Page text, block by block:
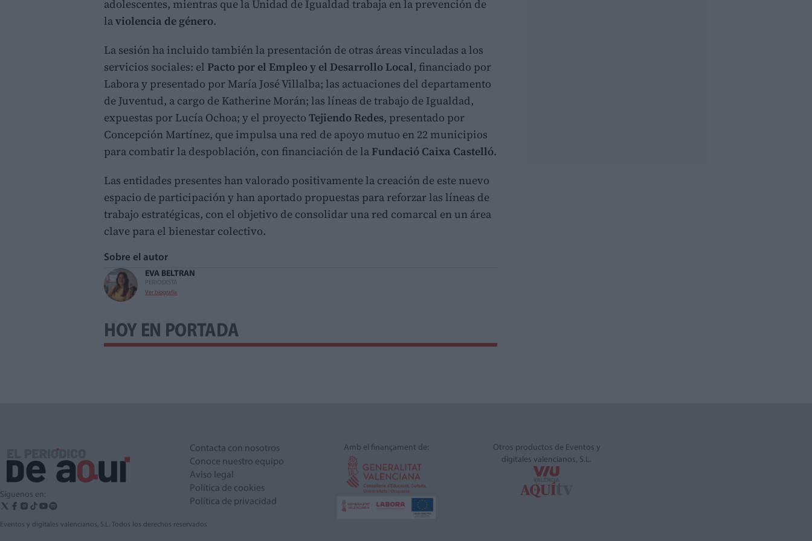
adolescentes, mientras que la Unidad de Igualdad trabaja en la prevención de
laviolencia de género.
La sesión ha incluido también la presentación de otras áreas vinculadas a los
servicios sociales: el Pacto por el Empleo y el Desarrollo Local, financiado por
Labora y presentado por María José Villalba; las actuaciones del departamento
de Juventud, a cargo de Katherine Morán; las líneas de trabajo de Igualdad,
expuestas por Lucía Ochoa; y el proyecto Tejiendo Redes, presentado por
Concepción Martínez, que impulsa una red de apoyo mutuo en 22 municipios
para combatir la despoblación, con financiación de la Fundació Caixa Castelló.
Las entidades presentes han valorado positivamente la creación de este nuevo
espacio de participación y han aportado propuestas para reforzar las líneas de
trabajo estratégicas, con el objetivo de consolidar una red comarcal en un área
clave para el bienestar colectivo.
Sobre el autor
EVA BELTRAN
PERIODISTA
Ver biografía
HOY EN PORTADA
Síguenos en:
Contacta con nosotros
Conoce nuestro equipo
Aviso legal
Política de cookies
Política de privacidad
Amb el finançament de:
Otros productos de Eventos y
digitales valencianos, S.L.
Eventos y digitales valencianos, S.L. Todos los derechos reservados